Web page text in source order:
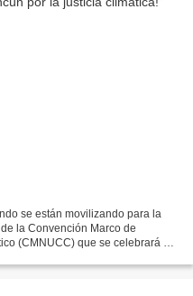
se están movilizando para la
la Convención Marco de
(CMNUCC) que se celebrará en